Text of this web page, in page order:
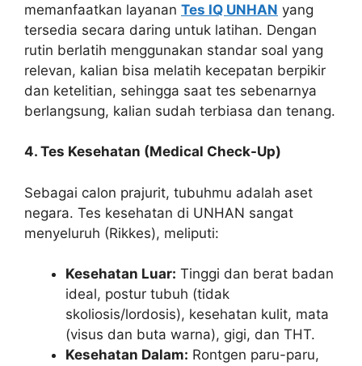
memanfaatkan layanan Tes IQ UNHAN yang
tersedia secara daring untuk latihan. Dengan
rutin berlatih menggunakan standar soal yang
relevan, kalian bisa melatih kecepatan berpikir
dan ketelitian, sehingga saat tes sebenarnya
berlangsung, kalian sudah terbiasa dan tenang.
4. Tes Kesehatan (Medical Check-Up)
Sebagai calon prajurit, tubuhmu adalah aset
negara. Tes kesehatan di UNHAN sangat
menyeluruh (Rikkes), meliputi:
Kesehatan Luar: Tinggi dan berat badan
ideal, postur tubuh (tidak
skoliosis/lordosis), kesehatan kulit, mata
(visus dan buta warna), gigi, dan THT.
Kesehatan Dalam: Rontgen paru-paru,